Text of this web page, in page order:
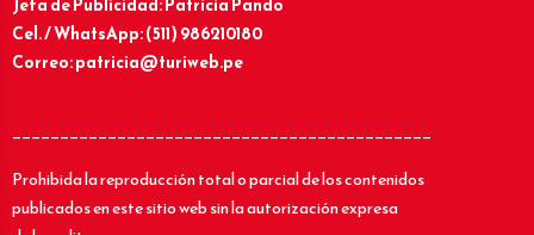
Jefa de Publicidad: Patricia Pando
Cel. / WhatsApp: (511) 986210180
Correo: patricia@turiweb.pe
____________________________________________
Prohibida la reproducción total o parcial de los contenidos
publicados en este sitio web sin la autorización expresa